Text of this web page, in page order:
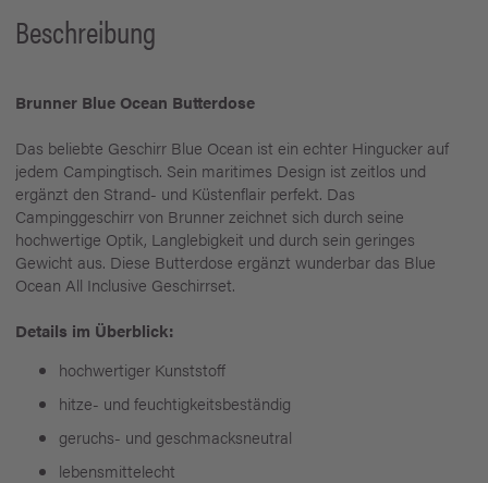
Beschreibung
Brunner Blue Ocean Butterdose
Das beliebte Geschirr Blue Ocean ist ein echter Hingucker auf
jedem Campingtisch. Sein maritimes Design ist zeitlos und
ergänzt den Strand- und Küstenflair perfekt. Das
Campinggeschirr von Brunner zeichnet sich durch seine
hochwertige Optik, Langlebigkeit und durch sein geringes
Gewicht aus. Diese Butterdose ergänzt wunderbar das Blue
Ocean All Inclusive Geschirrset.
Details im Überblick:
hochwertiger Kunststoff
hitze- und feuchtigkeitsbeständig
geruchs- und geschmacksneutral
lebensmittelecht